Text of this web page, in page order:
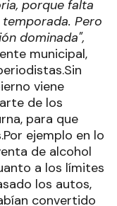
porque falta
Pero
dominada",
municipal,
viene
de los
para que
ejemplo en lo
de alcohol
a los límites
los autos,
convertido